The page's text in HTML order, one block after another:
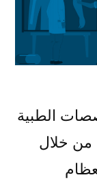
الطبية
من خلال